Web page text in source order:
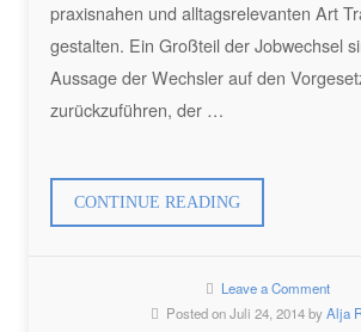
praxisnahen und alltagsrelevanten Art
gestalten. Ein Großteil der Jobwechsel
Aussage der Wechsler auf den
zurückzuführen, der …
CONTINUE READING„WACHSTUM
UND
ALS
Leave a Comment
Posted on Juli 24, 2014 byAlja